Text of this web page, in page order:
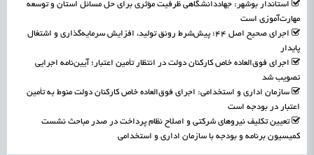
استاندار بوشهر: جهاددانشگاهی ظرفیت مؤثری برای حل مسائل استان و توسعه
مهارت‌آموزی است
اجرای صحیح اصل ۴۴؛ پیش‌شرط رونق تولید، افزایش سرمایه‌گذاری و اشتغال
پایدار
اجرای فوق‌العاده خاص کارکنان دولت در انتظار تأمین اعتبار؛ آیین‌نامه اجرایی
تصویب شد
سازمان اداری و استخدامی: اجرای فوق‌العاده خاص کارکنان دولت منوط به تأمین
اعتبار در بودجه است
تعیین تکلیف نیروهای شرکتی و اصلاح نظام پرداخت در صدر مباحث نشست
کمیسیون برنامه و بودجه با سازمان اداری و استخدامی